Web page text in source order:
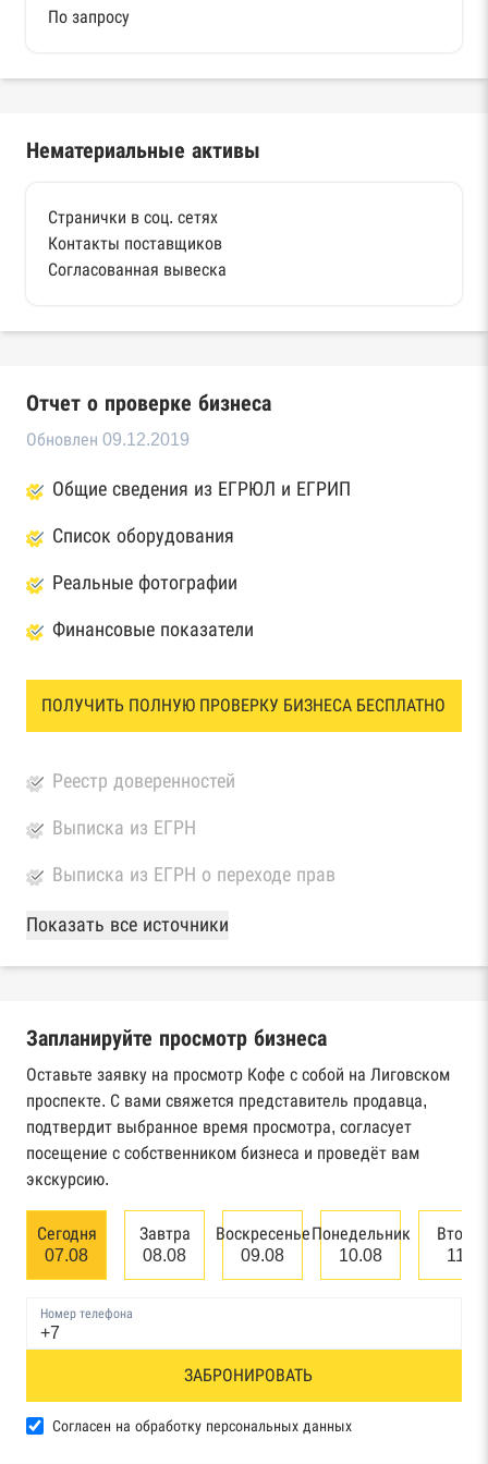
По запросу
Нематериальные активы
Странички в соц. сетях
Контакты поставщиков
Согласованная вывеска
Отчет о проверке бизнеса
Обновлен 09.12.2019
Общие сведения из ЕГРЮЛ и ЕГРИП
Список оборудования
Реальные фотографии
Финансовые показатели
ПОЛУЧИТЬ ПОЛНУЮ ПРОВЕРКУ БИЗНЕСА БЕСПЛАТНО
Реестр доверенностей
Выписка из ЕГРН
Выписка из ЕГРН о переходе прав
База Росстата
Реестры ЕГРЮЛ и ЕГРИП Федеральной
Реестр государственных контрактов
Федерального казначейства
Картотека арбитражных дел Высшего
арбитражного суда
Единый федеральный реестр сведений о
банкротстве юридических лиц
Реестр товарных знаков и знаков обслуживания
База исполнительного производства
Показать все источники
Запланируйте просмотр бизнеса
Оставьте заявку на просмотр Кофе с собой на Лиговском
проспекте. С вами свяжется представитель продавца,
подтвердит выбранное время просмотра, согласует
посещение с собственником бизнеса и проведёт вам
экскурсию.
Сегодня
07.08
Завтра
08.08
Воскресенье
09.08
Понедельник
10.08
11.08
Номер телефона
ЗАБРОНИРОВАТЬ
Согласен на обработку персональных данных